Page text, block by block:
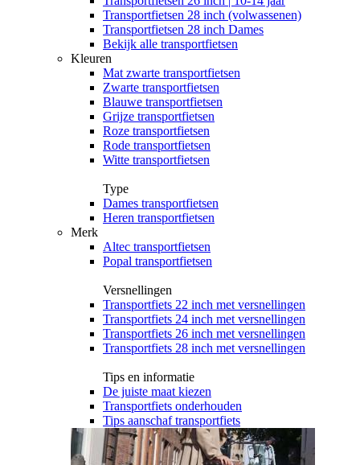
Transportfietsen 28 inch (volwassenen)
Transportfietsen 28 inch Dames
Bekijk alle transportfietsen
Kleuren
Mat zwarte transportfietsen
Zwarte transportfietsen
Blauwe transportfietsen
Grijze transportfietsen
Roze transportfietsen
Rode transportfietsen
Witte transportfietsen
Type
Dames transportfietsen
Heren transportfietsen
Merk
Altec transportfietsen
Popal transportfietsen
Versnellingen
Transportfiets 22 inch met versnellingen
Transportfiets 24 inch met versnellingen
Transportfiets 26 inch met versnellingen
Transportfiets 28 inch met versnellingen
Tips en informatie
De juiste maat kiezen
Transportfiets onderhouden
Tips aanschaf transportfiets